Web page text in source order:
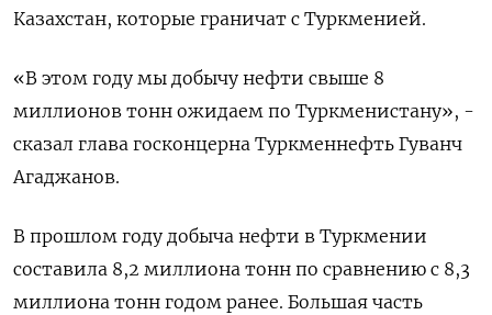
Казахстан, которые граничат с Туркменией.
«В этом году мы добычу нефти свыше 8
миллионов тонн ожидаем по Туркменистану», -
сказал глава госконцерна Туркменнефть Гуванч
Агаджанов.
В прошлом году добыча нефти в Туркмении
составила 8,2 миллиона тонн по сравнению с 8,3
миллиона тонн годом ранее. Большая часть